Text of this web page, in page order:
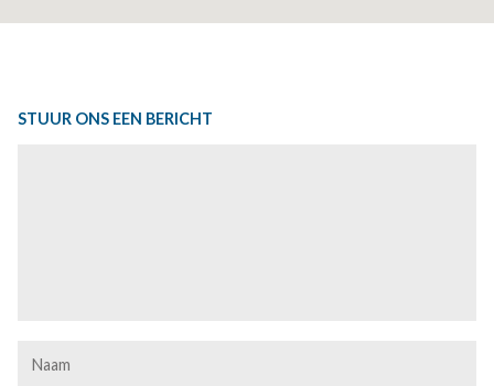
STUUR ONS EEN BERICHT